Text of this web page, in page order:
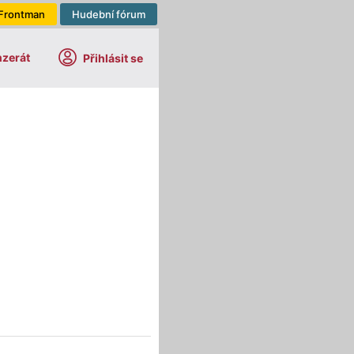
Hudební fórum
Přihlásit se